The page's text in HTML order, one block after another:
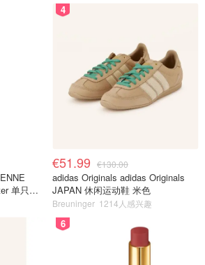
单只耳
4
€51.99 €130.00
adidas Originals adidas Originals
JAPAN 休闲运动鞋 米色
Breuninger 1214人感兴趣
6